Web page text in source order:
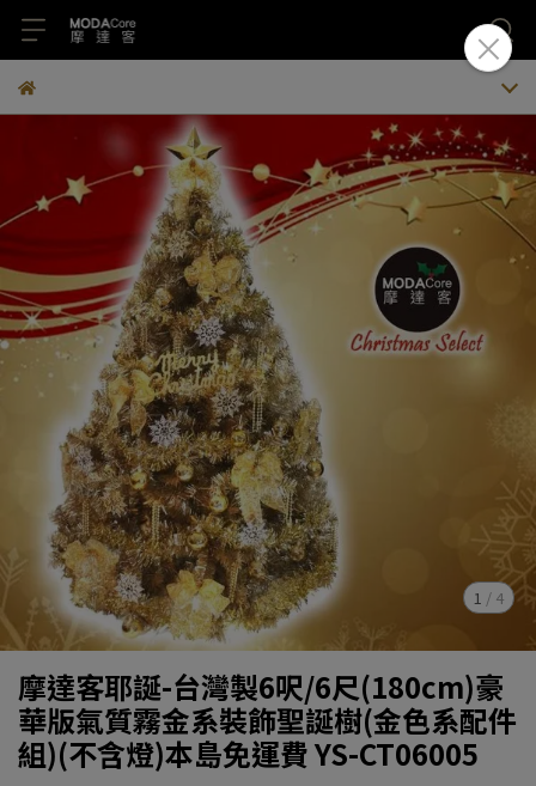
1 / 4
摩達客耶誕-台灣製6呎/6尺(180cm)豪
華版氣質霧金系裝飾聖誕樹(金色系配件
組)(不含燈)本島免運費 YS-CT06005